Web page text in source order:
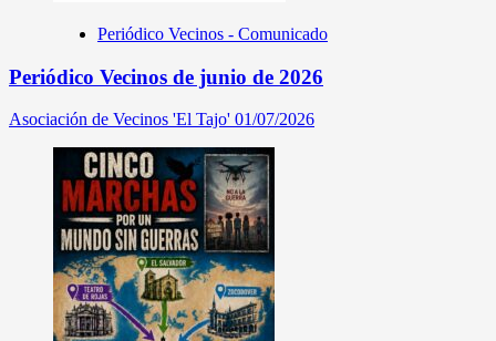
Periódico Vecinos - Comunicado
Periódico Vecinos de junio de 2026
Asociación de Vecinos 'El Tajo' 01/07/2026